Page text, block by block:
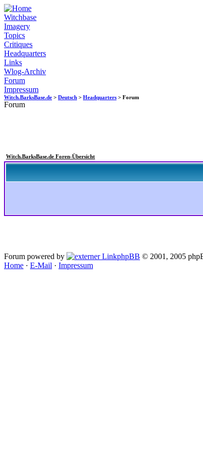
Witchbase
Imagery
Topics
Critiques
Headquarters
Links
Wlog-Archiv
Forum
Impressum
Witch.BarksBase.de > Deutsch > Headquarters > Forum
Forum
Witch.BarksBase.de Foren-Übersicht
Forum powered by phpBB © 2001, 2005
Home · E-Mail · Impressum